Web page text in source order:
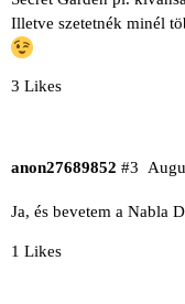
Illetve szetetnék minél
3 Likes
anon27689852 #3
Ja, és bevetem a Nabla
1 Likes